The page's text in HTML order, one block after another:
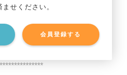
せください。
会員登録する